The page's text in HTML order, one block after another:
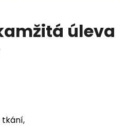
úleva
tkání,